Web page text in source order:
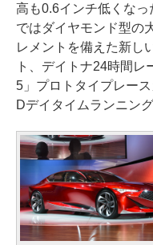
高も0.6インチ低くな
ではダイヤモンド型の
レメントを備えた新し
ト、デイトナ24時間
5」プロトタイプレー
Dデイタイムランニン